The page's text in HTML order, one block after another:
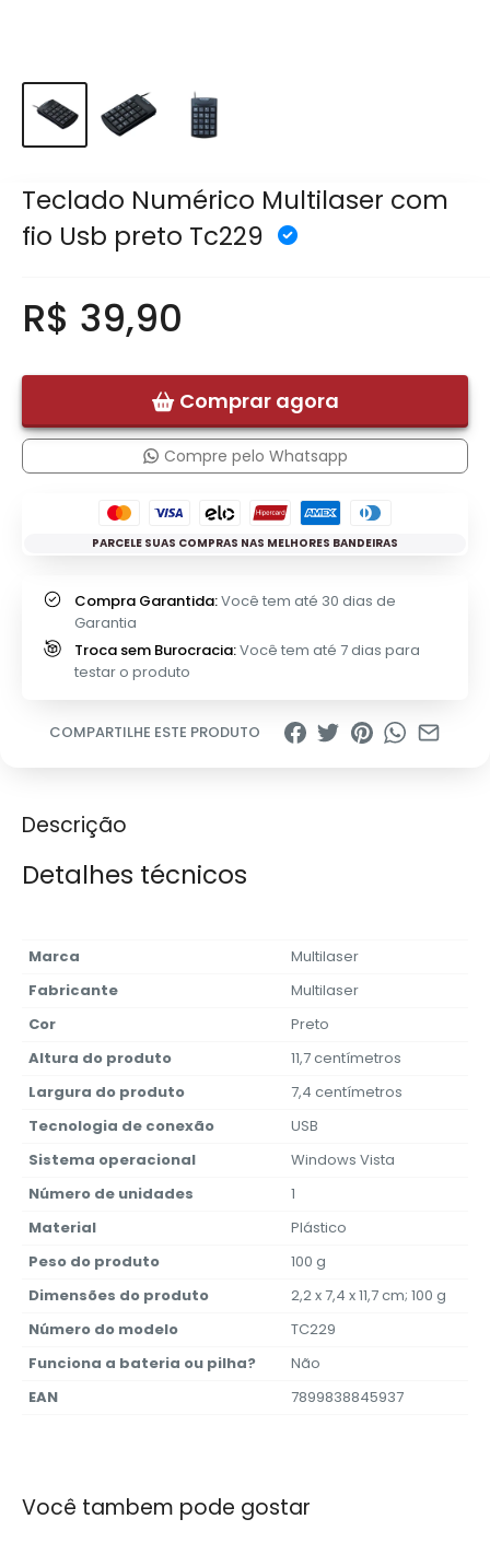
Teclado Numérico Multilaser com
fio Usb preto Tc229
R$ 39,90
Comprar agora
Compre pelo Whatsapp
PARCELE SUAS COMPRAS NAS MELHORES BANDEIRAS
Compra Garantida:Você tem até 30 dias de
Garantia
Troca sem Burocracia:Você tem até 7 dias para
testar o produto
COMPARTILHE ESTE PRODUTO
Descrição
Detalhes técnicos
Marca
‎Multilaser
Fabricante
‎Multilaser
Cor
‎Preto
Altura do produto
‎11,7 centímetros
Largura do produto
‎7,4 centímetros
Tecnologia de conexão
‎USB
Sistema operacional
‎Windows Vista
Número de unidades
‎1
Material
‎Plástico
Peso do produto
‎100 g
Dimensões do produto
‎2,2 x 7,4 x 11,7 cm; 100 g
Número do modelo
‎TC229
Funciona a bateria ou pilha?
‎Não
EAN
‎7899838845937
Você tambem pode gostar